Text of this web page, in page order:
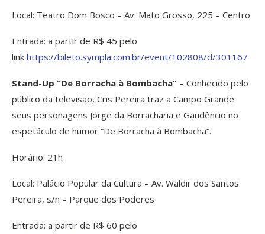
Local: Teatro Dom Bosco – Av. Mato Grosso, 225 – Centro
Entrada: a partir de R$ 45 pelo
link https://bileto.sympla.com.br/event/102808/d/301167
Stand-Up “De Borracha à Bombacha” – Conhecido pelo
público da televisão, Cris Pereira traz a Campo Grande
seus personagens Jorge da Borracharia e Gaudêncio no
espetáculo de humor “De Borracha à Bombacha”.
Horário: 21h
Local: Palácio Popular da Cultura – Av. Waldir dos Santos
Pereira, s/n – Parque dos Poderes
Entrada: a partir de R$ 60 pelo